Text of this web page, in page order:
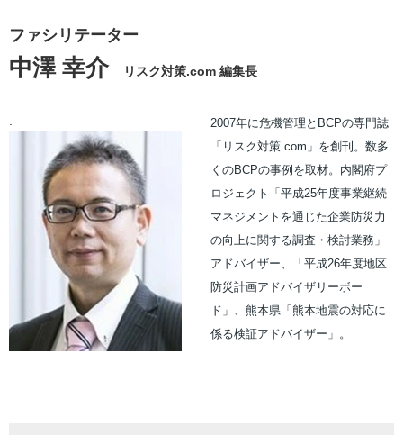
ファシリテーター
中澤 幸介 リスク対策.com 編集長
.
2007年に危機管理とBCPの専門誌
「リスク対策.com」を創刊。数多
くのBCPの事例を取材。内閣府プ
ロジェクト「平成25年度事業継続
マネジメントを通じた企業防災力
の向上に関する調査・検討業務」
アドバイザー、「平成26年度地区
防災計画アドバイザリーボー
ド」、熊本県「熊本地震の対応に
係る検証アドバイザー」。